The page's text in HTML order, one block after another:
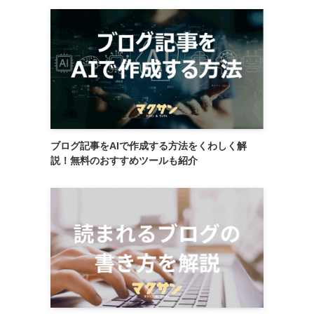
ブログ記事をAIで作成する方法をくわしく解
説！無料のおすすめツールも紹介